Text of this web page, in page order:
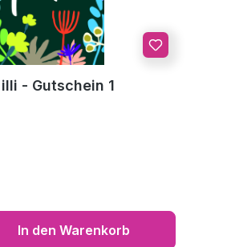
- Gutschein 1
In den Warenkorb